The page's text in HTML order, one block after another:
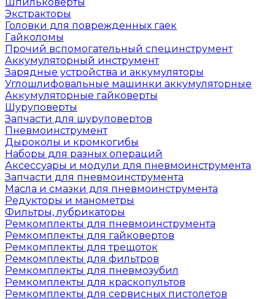
Экстракторы
Головки для поврежденных гаек
Гайколомы
Прочий вспомогательный специнструмент
Аккумуляторный инструмент
Зарядные устройства и аккумуляторы
Углошлифовальные машинки аккумуляторные
Аккумуляторные гайковерты
Шуруповерты
Запчасти для шуруповертов
Пневмоинструмент
Дыроколы и кромкогибы
Наборы для разных операций
Аксессуары и модули для пневмоинструмента
Запчасти для пневмоинструмента
Масла и смазки для пневмоинструмента
Редукторы и манометры
Фильтры, лубрикаторы
Ремкомплекты для пневмоинструмента
Ремкомплекты для гайковертов
Ремкомплекты для трещоток
Ремкомплекты для фильтров
Ремкомплекты для пневмозубил
Ремкомплекты для краскопультов
Ремкомплекты для сервисных пистолетов